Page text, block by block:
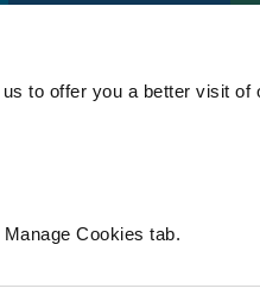
to offer you a better visit of
Cookies tab.
delle attrezzature